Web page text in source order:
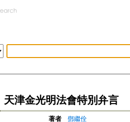
天津金光明法會特別弁言
著者
鄧繼佺